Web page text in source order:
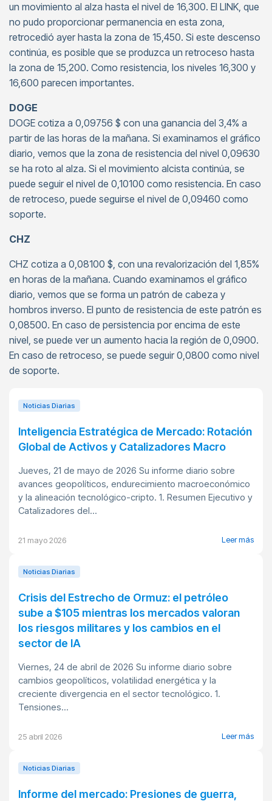
un movimiento al alza hasta el nivel de 16,300. El LINK, que
no pudo proporcionar permanencia en esta zona,
retrocedió ayer hasta la zona de 15,450. Si este descenso
continúa, es posible que se produzca un retroceso hasta
la zona de 15,200. Como resistencia, los niveles 16,300 y
16,600 parecen importantes.
DOGE
DOGE cotiza a 0,09756 $ con una ganancia del 3,4% a
partir de las horas de la mañana. Si examinamos el gráfico
diario, vemos que la zona de resistencia del nivel 0,09630
se ha roto al alza. Si el movimiento alcista continúa, se
puede seguir el nivel de 0,10100 como resistencia. En caso
de retroceso, puede seguirse el nivel de 0,09460 como
soporte.
CHZ
CHZ cotiza a 0,08100 $, con una revalorización del 1,85%
en horas de la mañana. Cuando examinamos el gráfico
diario, vemos que se forma un patrón de cabeza y
hombros inverso. El punto de resistencia de este patrón es
0,08500. En caso de persistencia por encima de este
nivel, se puede ver un aumento hacia la región de 0,0900.
En caso de retroceso, se puede seguir 0,0800 como nivel
de soporte.
Noticias Diarias
Inteligencia Estratégica de Mercado: Rotación
Global de Activos y Catalizadores Macro
Jueves, 21 de mayo de 2026 Su informe diario sobre
avances geopolíticos, endurecimiento macroeconómico
y la alineación tecnológico-cripto. 1. Resumen Ejecutivo y
Catalizadores del...
21 mayo 2026 Leer más
Noticias Diarias
Crisis del Estrecho de Ormuz: el petróleo
sube a $105 mientras los mercados valoran
los riesgos militares y los cambios en el
sector de IA
Viernes, 24 de abril de 2026 Su informe diario sobre
cambios geopolíticos, volatilidad energética y la
creciente divergencia en el sector tecnológico. 1.
Tensiones...
25 abril 2026 Leer más
Noticias Diarias
Informe del mercado: Presiones de guerra,